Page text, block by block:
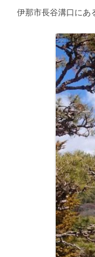
伊那市長谷溝口にあ